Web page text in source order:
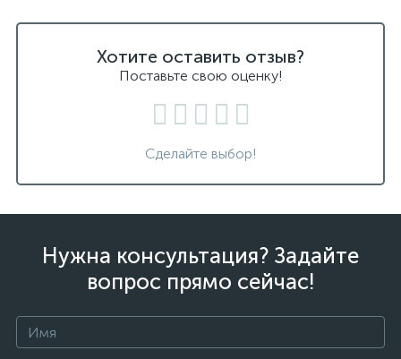
Хотите оставить отзыв?
Поставьте свою оценку!
Сделайте выбор!
Нужна консультация? Задайте
вопрос прямо сейчас!